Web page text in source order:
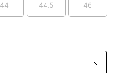
44 44.5 46